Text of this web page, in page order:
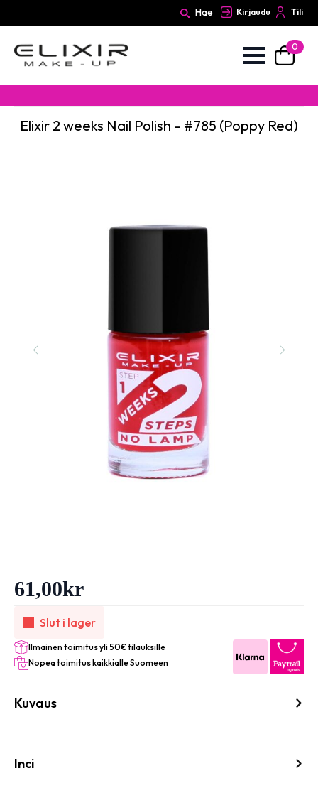
Hae Kirjaudu Tili
0
Elixir 2 weeks Nail Polish – #785 (Poppy Red)
61,00kr
Slut i lager
Ilmainen toimitus yli 50€ tilauksille
Nopea toimitus kaikkialle Suomeen
Kuvaus
Inci